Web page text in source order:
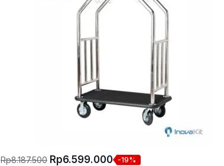
Rp8.187.500 Harga
Rp6.599.000Harga
-19%